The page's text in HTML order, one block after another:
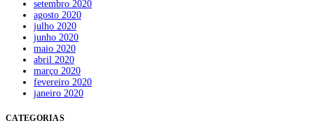
setembro 2020
agosto 2020
julho 2020
junho 2020
maio 2020
abril 2020
março 2020
fevereiro 2020
janeiro 2020
CATEGORIAS